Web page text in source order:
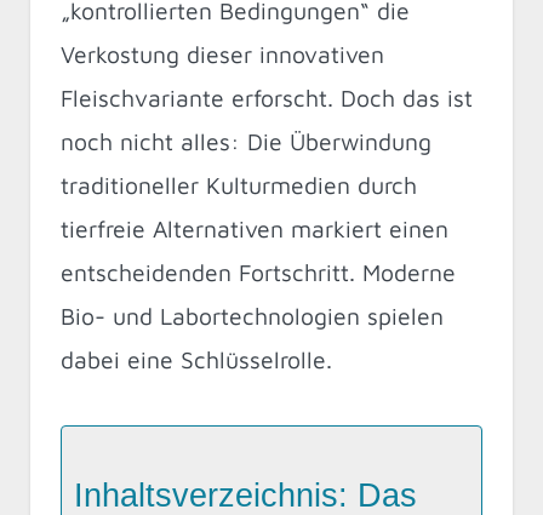
„kontrollierten Bedingungen“ die
Verkostung dieser innovativen
Fleischvariante erforscht. Doch das ist
noch nicht alles: Die Überwindung
traditioneller Kulturmedien durch
tierfreie Alternativen markiert einen
entscheidenden Fortschritt. Moderne
Bio- und Labortechnologien spielen
dabei eine Schlüsselrolle.
Inhaltsverzeichnis: Das